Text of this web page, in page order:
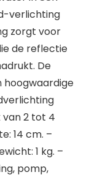
verlichting
zorgt voor
de reflectie
De
hoogwaardige
2 tot 4
14 cm. –
1 kg. –
pomp,